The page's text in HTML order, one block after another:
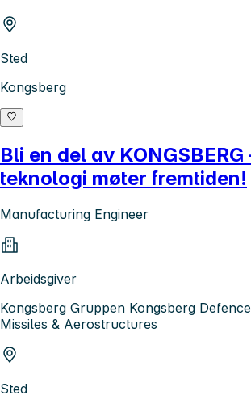
Sted
Kongsberg
Bli en del av KONGSBERG
teknologi møter fremtiden!
Manufacturing Engineer
Arbeidsgiver
Kongsberg Gruppen Kongsberg
Missiles & Aerostructures
Sted